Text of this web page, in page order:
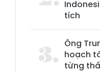
tích
Ông
hoạch
từng